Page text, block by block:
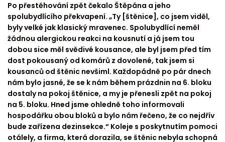
Po přestěhování zpět čekalo Štěpána a jeho
spolubydlícího překvapení. „Ty [štěnice], co jsem viděl,
byly velké jak klasický mravenec. Spolubydlící neměl
žádnou alergickou reakci na kousnutí a já jsem tou
dobou sice měl svědivé kousance, ale byl jsem před tím
dost pokousaný od komárů z dovolené, tak jsem si
kousanců od štěnic nevšiml. Každopádně po pár dnech
nám bylo jasné, že se k nám během prázdnin na 6. bloku
dostaly na pokoj štěnice, a my je přenesli zpět na pokoj
na 5. bloku. Hned jsme ohledně toho informovali
hospodářku obou bloků a bylo nám řečeno, že co nejdřív
bude zařízena dezinsekce.“ Koleje s poskytnutím pomoci
otálely, a firma, která dorazila, se štěnic nebyla schopná